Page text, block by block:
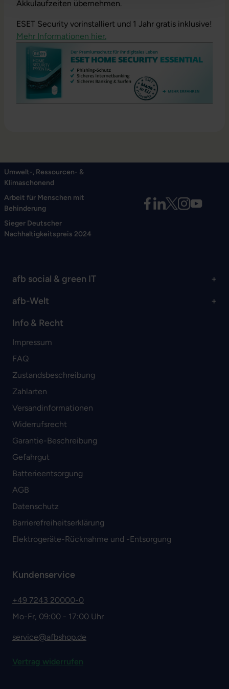
Akkulaufzeiten übernehmen.
ESET Security vorinstalliert und 1 Jahr gratis inklusive!
Mehr Informationen hier.
Umwelt-, Ressourcen- &
Klimaschonend
Arbeit für Menschen mit
Behinderung
Sieger Deutscher
Nachhaltigkeitspreis 2024
afb social & green IT
afb-Welt
Info & Recht
Impressum
FAQ
Zustandsbeschreibung
Zahlarten
Versandinformationen
Widerrufsrecht
Garantie-Beschreibung
Gefahrgut
Batterieentsorgung
AGB
Datenschutz
Barrierefreiheitserklärung
Elektrogeräte-Rücknahme und -Entsorgung
Kundenservice
+49 7243 20000-0
Mo-Fr, 09:00 - 17:00 Uhr
service@afbshop.de
Vertrag widerrufen